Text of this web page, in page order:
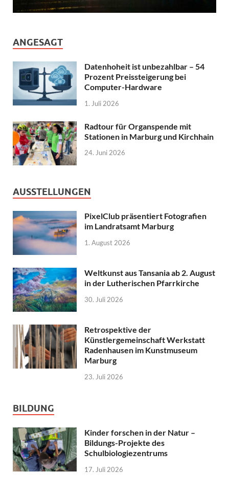
ANGESAGT
Datenhoheit ist unbezahlbar – 54
Prozent Preissteigerung bei
Computer-Hardware
1. Juli 2026
Radtour für Organspende mit
Stationen in Marburg und Kirchhain
24. Juni 2026
AUSSTELLUNGEN
PixelClub präsentiert Fotografien
im Landratsamt Marburg
1. August 2026
Weltkunst aus Tansania ab 2. August
in der Lutherischen Pfarrkirche
30. Juli 2026
Retrospektive der
Künstlergemeinschaft Werkstatt
Radenhausen im Kunstmuseum
Marburg
23. Juli 2026
BILDUNG
Kinder forschen in der Natur –
Bildungs-Projekte des
Schulbiologiezentrums
17. Juli 2026